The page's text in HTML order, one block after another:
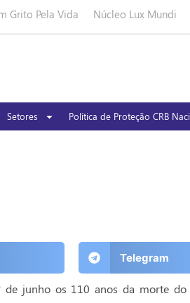
Grito Pela Vida Núcleo Lux Mundi
Setores Política de Proteção CRB
Telegram
de junho os 110 anos da morte do